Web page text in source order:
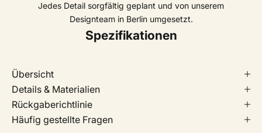
Jedes Detail sorgfältig geplant und von unserem
Designteam in Berlin umgesetzt.
Spezifikationen
Übersicht
Details & Materialien
Rückgaberichtlinie
Häufig gestellte Fragen